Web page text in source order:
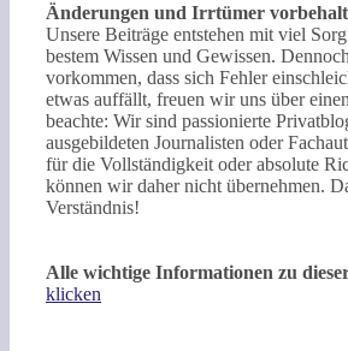
Änderungen und Irrtümer
Unsere Beiträge entstehen mit viel
bestem Wissen und Gewissen.
vorkommen, dass sich Fehler
etwas auffällt, freuen wir uns über
beachte: Wir sind passionierte
ausgebildeten Journalisten oder
für die Vollständigkeit oder absolute
können wir daher nicht übernehmen.
Verständnis!
Alle wichtige Informationen zu
klicken